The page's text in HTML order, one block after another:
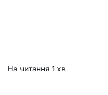
На читання 1 хв